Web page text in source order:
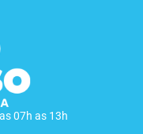
07h as 13h